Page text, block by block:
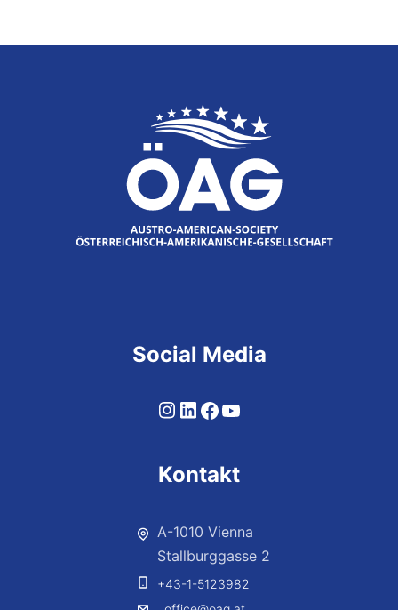
Social Media
Kontakt
A-1010 Vienna
Stallburggasse 2
+43-1-5123982